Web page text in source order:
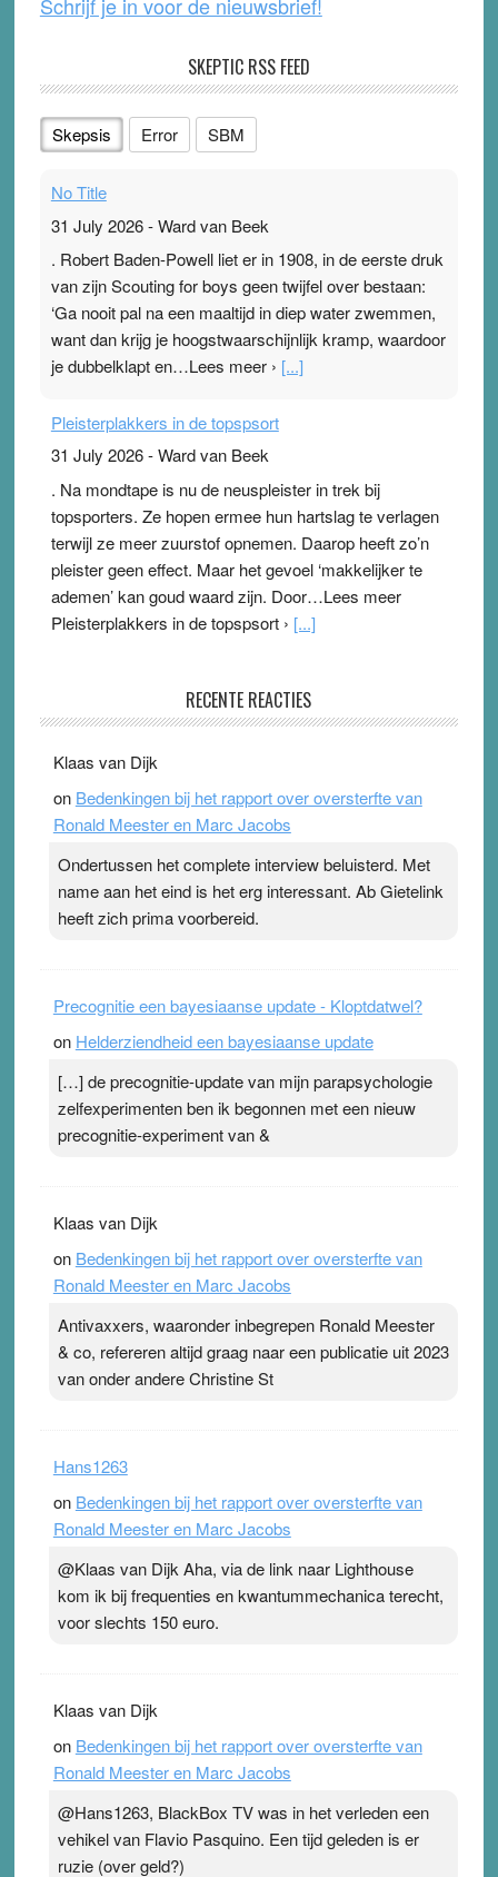
SKEPTIC RSS FEED
Skepsis Error SBM
No Title
31 July 2026-Ward van Beek
. Robert Baden-Powell liet er in 1908, in de eerste druk
van zijn Scouting for boys geen twijfel over bestaan:
‘Ga nooit pal na een maaltijd in diep water zwemmen,
want dan krijg je hoogstwaarschijnlijk kramp, waardoor
je dubbelklapt en…Lees meer › [...]
Pleisterplakkers in de topspsort
31 July 2026-Ward van Beek
. Na mondtape is nu de neuspleister in trek bij
topsporters. Ze hopen ermee hun hartslag te verlagen
terwijl ze meer zuurstof opnemen. Daarop heeft zo’n
pleister geen effect. Maar het gevoel ‘makkelijker te
ademen’ kan goud waard zijn. Door…Lees meer
Pleisterplakkers in de topspsort › [...]
Ward van Beek
Ionica weer skeptisch …
RECENTE REACTIES
Klaas van Dijk
on Bedenkingen bij het rapport over oversterfte van
Ronald Meester en Marc Jacobs
Ondertussen het complete interview beluisterd. Met
name aan het eind is het erg interessant. Ab Gietelink
heeft zich prima voorbereid.
Precognitie een bayesiaanse update - Kloptdatwel?
on Helderziendheid een bayesiaanse update
[…] de precognitie-update van mijn parapsychologie
zelfexperimenten ben ik begonnen met een nieuw
precognitie-experiment van &
Klaas van Dijk
on Bedenkingen bij het rapport over oversterfte van
Ronald Meester en Marc Jacobs
Antivaxxers, waaronder inbegrepen Ronald Meester
& co, refereren altijd graag naar een publicatie uit 2023
van onder andere Christine St
Hans1263
on Bedenkingen bij het rapport over oversterfte van
Ronald Meester en Marc Jacobs
@Klaas van Dijk Aha, via de link naar Lighthouse
kom ik bij frequenties en kwantummechanica terecht,
voor slechts 150 euro.
Klaas van Dijk
on Bedenkingen bij het rapport over oversterfte van
Ronald Meester en Marc Jacobs
@Hans1263, BlackBox TV was in het verleden een
vehikel van Flavio Pasquino. Een tijd geleden is er
ruzie (over geld?)